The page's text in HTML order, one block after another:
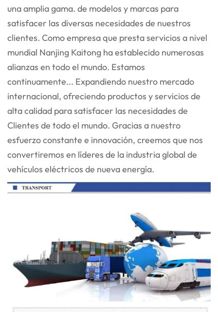
una amplia gama. de modelos y marcas para
satisfacer las diversas necesidades de nuestros
clientes. Como empresa que presta servicios a nivel
mundial Nanjing Kaitong ha establecido numerosas
alianzas en todo el mundo. Estamos
continuamente... Expandiendo nuestro mercado
internacional, ofreciendo productos y servicios de
alta calidad para satisfacer las necesidades de
Clientes de todo el mundo. Gracias a nuestro
esfuerzo constante e innovación, creemos que nos
convertiremos en líderes de la industria global de
vehículos eléctricos de nueva energía.